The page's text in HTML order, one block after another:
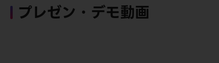
プレゼン・デモ動画